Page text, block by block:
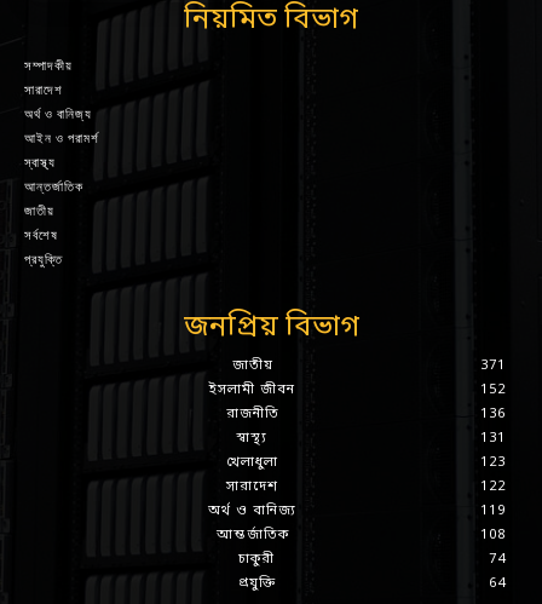
নিয়মিত বিভাগ
সম্পাদকীয়
সারাদেশ
অর্থ ও বানিজ্য
আইন ও পরামর্শ
স্বাস্থ্য
আন্তর্জাতিক
জাতীয়
সর্বশেষ
প্রযুক্তি
জনপ্রিয় বিভাগ
জাতীয়
371
ইসলামী জীবন
152
রাজনীতি
136
স্বাস্থ্য
131
খেলাধুলা
123
সারাদেশ
122
অর্থ ও বানিজ্য
119
আন্তর্জাতিক
108
চাকুরী
74
প্রযুক্তি
64